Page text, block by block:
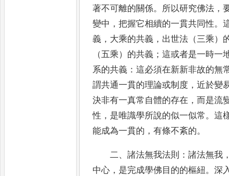
著不可離的關係。 所以研究佛法 ，
變中 ，把握它相續的一貫共同性。
義 ， 大乘的共義 ， 出世法（三乘）
（五乘）的共義 ；這或者是一時一
系的共義 ：這必須在新新非故的無
謂共通一貫的理論或制度 ，近於變
決非有一真常自體的存在 ， 而是流
性 ， 是唯識學所說的似一似常。這
能成為一貫的 ，有條不紊的。
二、諸法無我法則 ：諸法無我
中心 ， 是完成學佛目的的樞紐。深